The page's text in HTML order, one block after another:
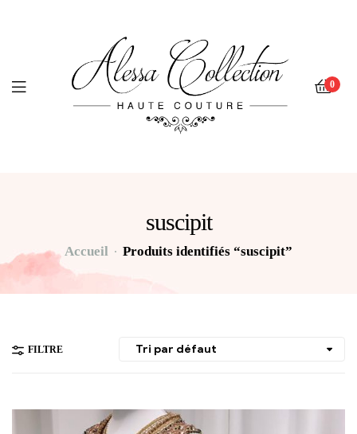
0
suscipit
Accueil Produits identifiés “suscipit”
FILTRE